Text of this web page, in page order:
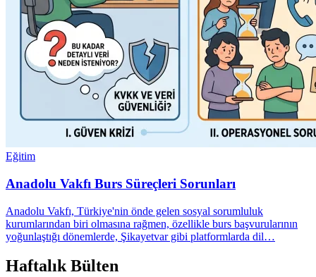
Eğitim
Anadolu Vakfı Burs Süreçleri Sorunları
Anadolu Vakfı, Türkiye'nin önde gelen sosyal sorumluluk
kurumlarından biri olmasına rağmen, özellikle burs başvurularının
yoğunlaştığı dönemlerde, Şikayetvar gibi platformlarda dil…
Haftalık Bülten